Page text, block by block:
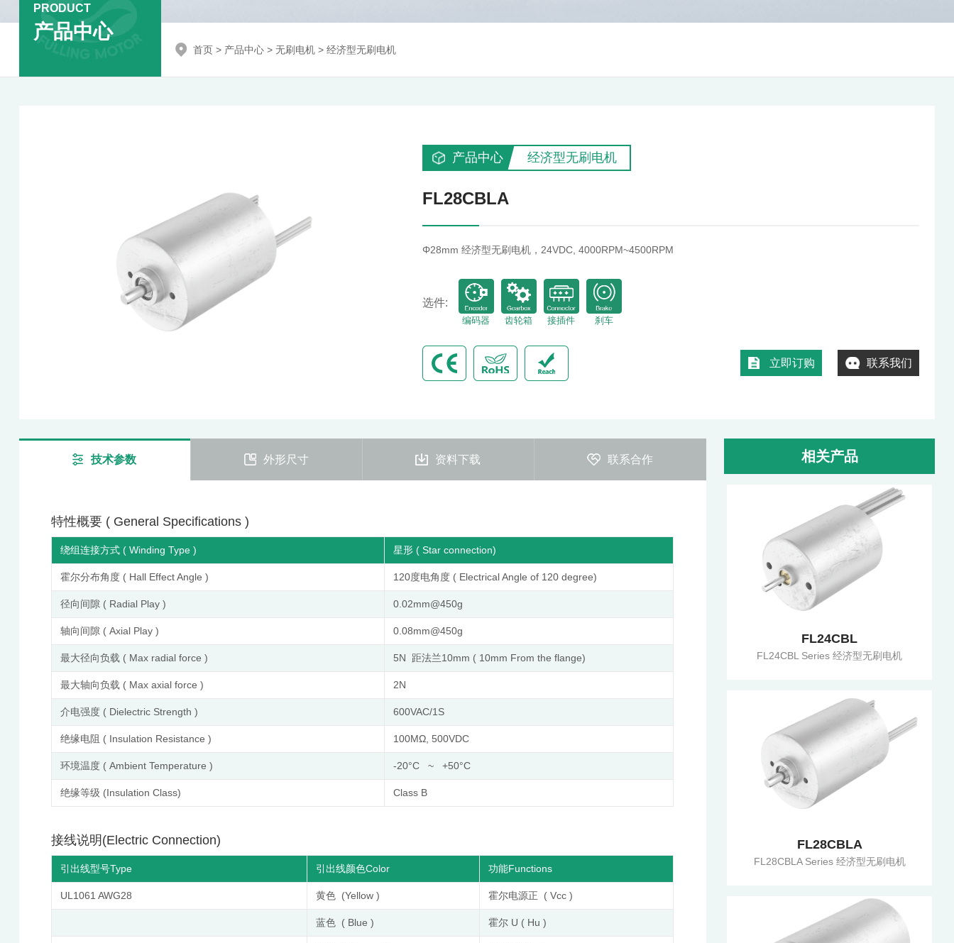
PRODUCT
产品中心
首页> 产品中心> 无刷电机> 经济型无刷电机
产品中心 经济型无刷电机
FL28CBLA
Φ28mm 经济型无刷电机，24VDC, 4000RPM~4500RPM
选件:
编码器 齿轮箱 接插件 刹车
立即订购 联系我们
技术参数 外形尺寸 资料下载 联系合作
特性概要 ( General Specifications )
绕组连接方式 ( Winding Type ) 星形 ( Star connection)
霍尔分布角度 ( Hall Effect Angle ) 120度电角度 ( Electrical Angle of 120 degree)
径向间隙 ( Radial Play ) 0.02mm@450g
轴向间隙 ( Axial Play ) 0.08mm@450g
最大径向负载 ( Max radial force ) 5N 距法兰10mm ( 10mm From the flange)
最大轴向负载 ( Max axial force ) 2N
介电强度 ( Dielectric Strength ) 600VAC/1S
绝缘电阻 ( Insulation Resistance ) 100MΩ, 500VDC
环境温度 ( Ambient Temperature ) -20°C ~ +50°C
绝缘等级 (Insulation Class) Class B
接线说明(Electric Connection)
引出线型号Type 引出线颜色Color 功能Functions
UL1061 AWG28 黄色 (Yellow ) 霍尔电源正 ( Vcc )
蓝色 ( Blue ) 霍尔 U ( Hu )
相关产品
FL24CBL
FL24CBL Series 经济型无刷电机
FL28CBLA
FL28CBLA Series 经济型无刷电机